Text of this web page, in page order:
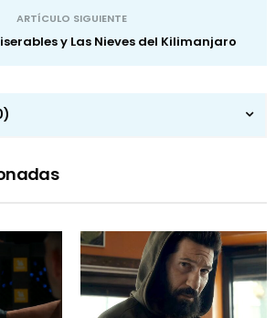
ARTÍCULO SIGUIENTE
y Las Nieves del Kilimanjaro